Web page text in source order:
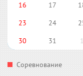
16
17
23
24
30
31 1
Соревнование